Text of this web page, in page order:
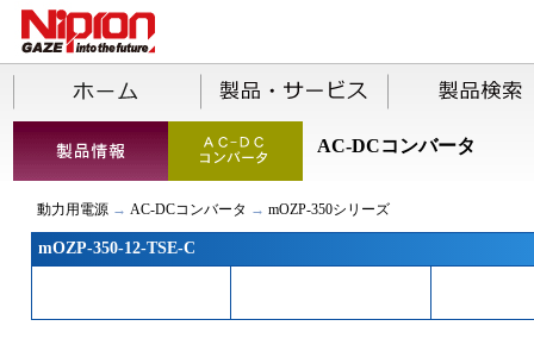
AC-DCコンバータ
動力用電源→ AC-DCコンバータ → mOZP-350シリーズ
mOZP-350-12-TSE-C